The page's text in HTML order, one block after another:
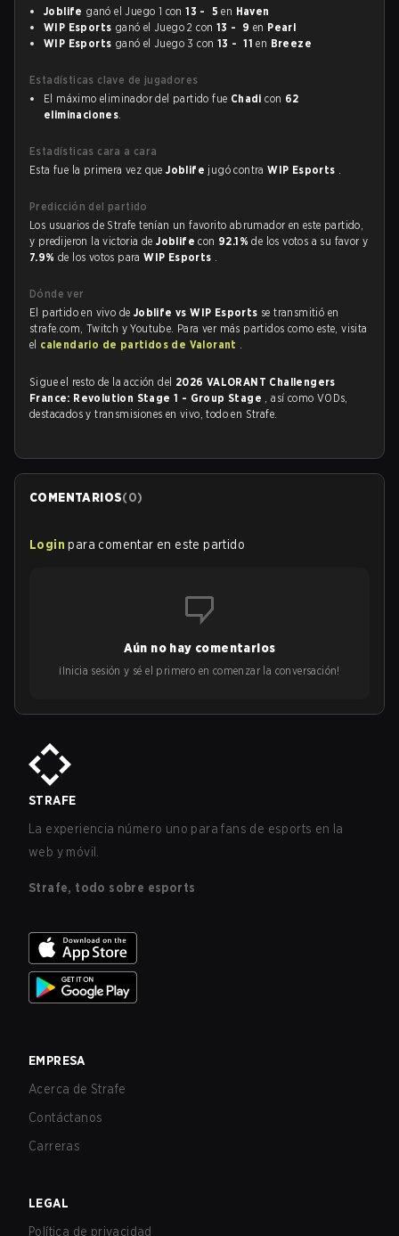
Joblife ganó el Juego 1 con13 - 5 en Haven
WIP Esports ganó el Juego 2 con 13 - 9 en Pearl
WIP Esports ganó el Juego 3 con 13 - 11 en Breeze
Estadísticas clave de jugadores
El máximo eliminador del partido fue Chadi con 62
eliminaciones.
Estadísticas cara a cara
Esta fue la primera vez queJoblife jugó contraWIP Esports .
Predicción del partido
Los usuarios de Strafe tenían un favorito abrumador en este partido,
y predijeron la victoria deJoblifecon 92.1%de los votos a su favor y
7.9% de los votos paraWIP Esports .
Dónde ver
El partido en vivo de Joblife vs WIP Esports se transmitió en
strafe.com, Twitch y Youtube. Para ver más partidos como este, visita
el calendario de partidos de Valorant .
Sigue el resto de la acción del 2026 VALORANT Challengers
France: Revolution Stage 1 - Group Stage , así como VODs,
destacados y transmisiones en vivo, todo en Strafe.
COMENTARIOS(0)
Login para comentar en este partido
Aún no hay comentarios
¡Inicia sesión y sé el primero en comenzar la conversación!
STRAFE
La experiencia número uno para fans de esports en la
web y móvil.
Strafe, todo sobre esports
EMPRESA
Acerca de Strafe
Contáctanos
Carreras
LEGAL
Política de privacidad